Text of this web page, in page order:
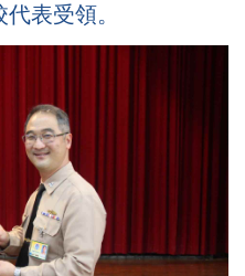
表受領。